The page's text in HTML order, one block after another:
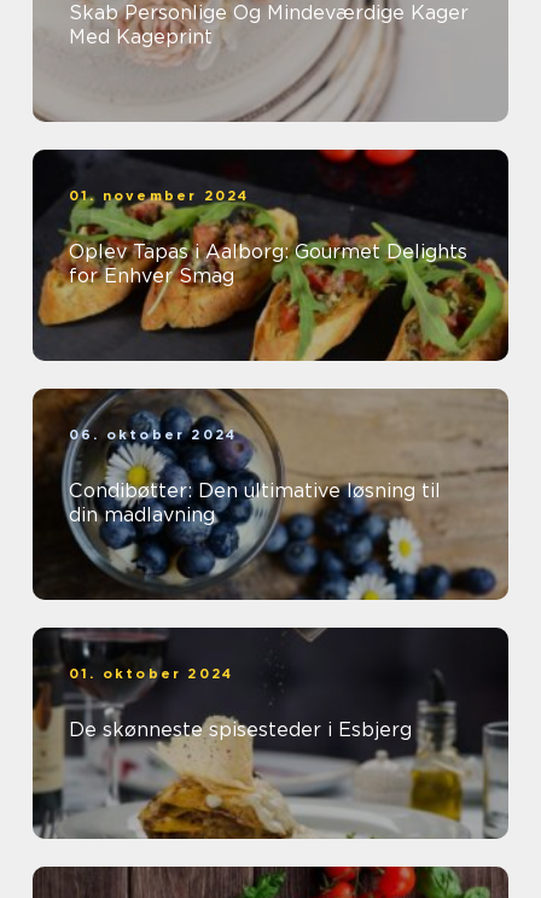
Skab Personlige Og Mindeværdige Kager
Med Kageprint
01. november 2024
Oplev Tapas i Aalborg: Gourmet Delights
for Enhver Smag
06. oktober 2024
Condibøtter: Den ultimative løsning til
din madlavning
01. oktober 2024
De skønneste spisesteder i Esbjerg